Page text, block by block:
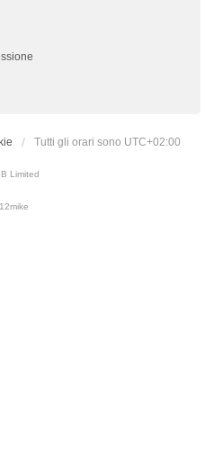
Tutti gli orari sono UTC+02:00
Limited